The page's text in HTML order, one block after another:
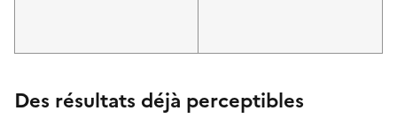
Des résultats déjà perceptibles